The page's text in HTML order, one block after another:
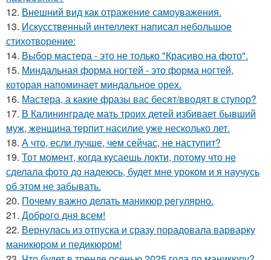
12. Внешний вид как отражение самоуважения.
13. Искусственный интеллект написал небольшое
стихотворение:
14. Выбор мастера - это не только "Красиво на фото".
15. Миндальная форма ногтей - это форма ногтей,
которая напоминает миндальное орех.
16. Мастера, а какие фразы вас бесят/вводят в ступор?
17. В Калининграде мать троих детей избивает бывший
муж, женщина терпит насилие уже несколько лет.
18. А что, если лучше, чем сейчас, не наступит?
19. Тот момент, когда кусаешь локти, потому что не
сделала фото до надеюсь, будет мне уроком и я научусь
об этом не забывать.
20. Почему важно делать маникюр регулярно.
21. Доброго дня всем!
22. Вернулась из отпуска и сразу порадовала варварку
маникюром и педикюром!